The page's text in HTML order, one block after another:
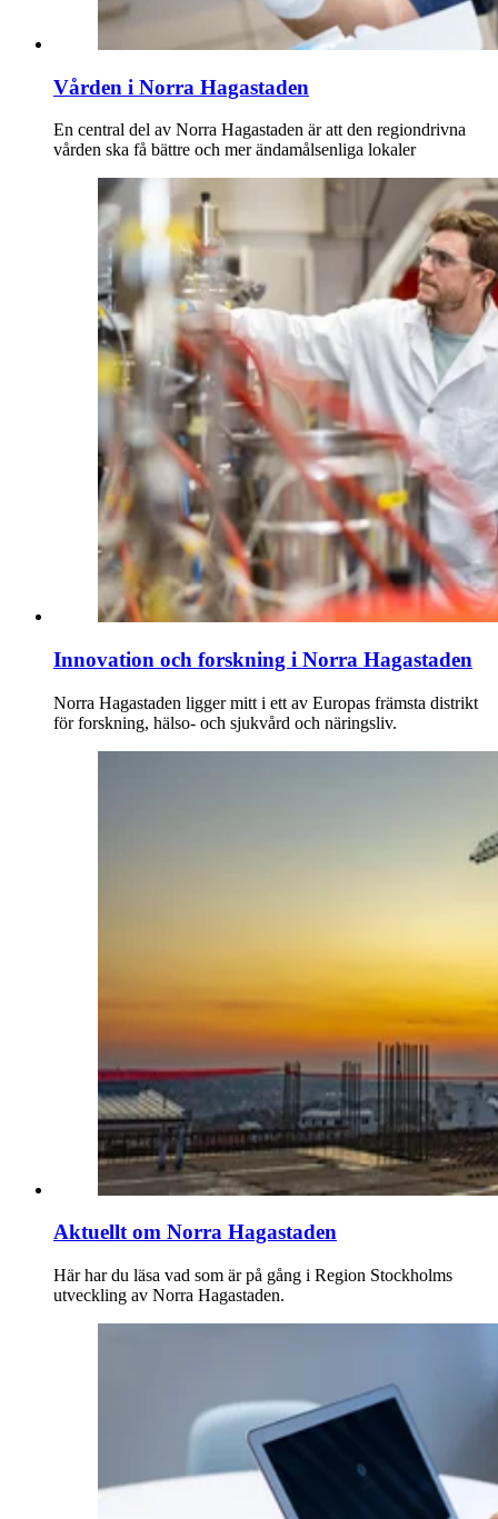
Vården i Norra Hagastaden
En central del av Norra Hagastaden är att den regiondrivna
vården ska få bättre och mer ändamålsenliga lokaler
Innovation och forskning i Norra Hagastaden
Norra Hagastaden ligger mitt i ett av Europas främsta distrikt
för forskning, hälso- och sjukvård och näringsliv.
Aktuellt om Norra Hagastaden
Här har du läsa vad som är på gång i Region Stockholms
utveckling av Norra Hagastaden.